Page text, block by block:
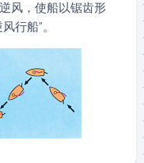
风，使船以锯齿形
行船”。